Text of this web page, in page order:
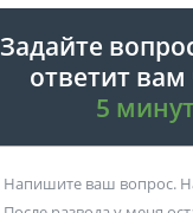
Задайте
ответит вам
5